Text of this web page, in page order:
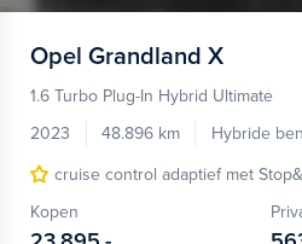
Opel Grandland X
1.6 Turbo Plug-In Hybrid Ultimate
2023
48.896 km Hybride
cruise control adaptief met
Kopen